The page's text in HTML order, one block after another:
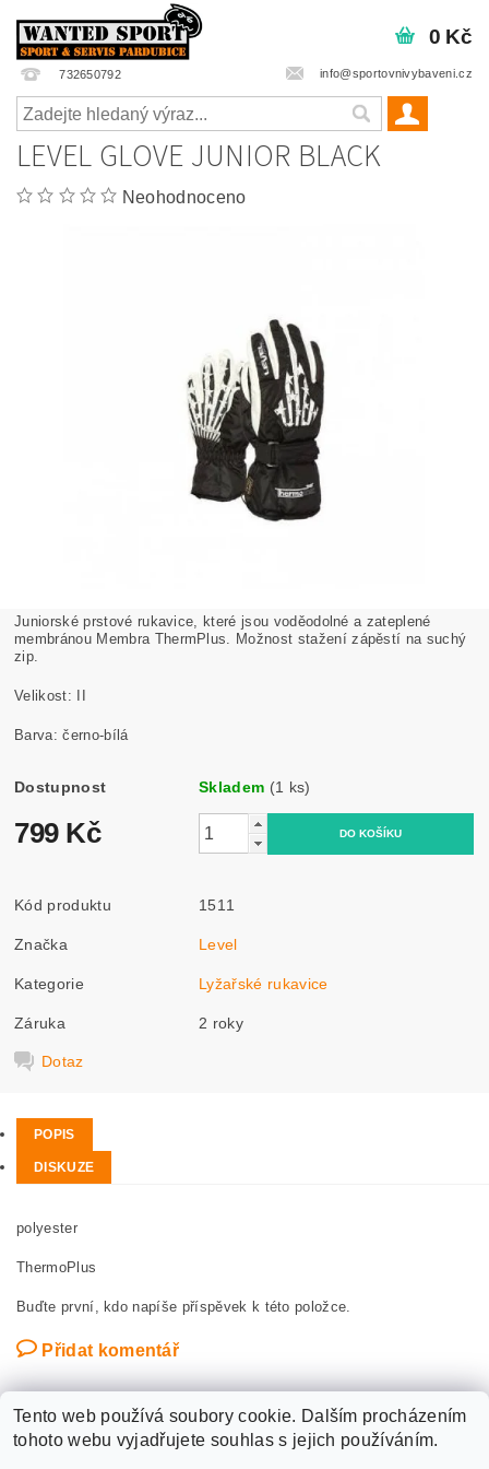
732650792 info@sportovnivybaveni.cz
0 Kč
LEVEL GLOVE JUNIOR BLACK
Neohodnoceno
Juniorské prstové rukavice, které jsou voděodolné a zateplené
membránou Membra ThermPlus. Možnost stažení zápěstí na suchý
zip.
Velikost: II
Barva: černo-bílá
Dostupnost Skladem (1 ks)
799 Kč
Kód produktu 1511
Značka Level
Kategorie Lyžařské rukavice
Záruka 2 roky
Dotaz
POPIS
DISKUZE
polyester
ThermoPlus
Buďte první, kdo napíše příspěvek k této položce.
Přidat komentář
Tento web používá soubory cookie. Dalším procházením
tohoto webu vyjadřujete souhlas s jejich používáním.